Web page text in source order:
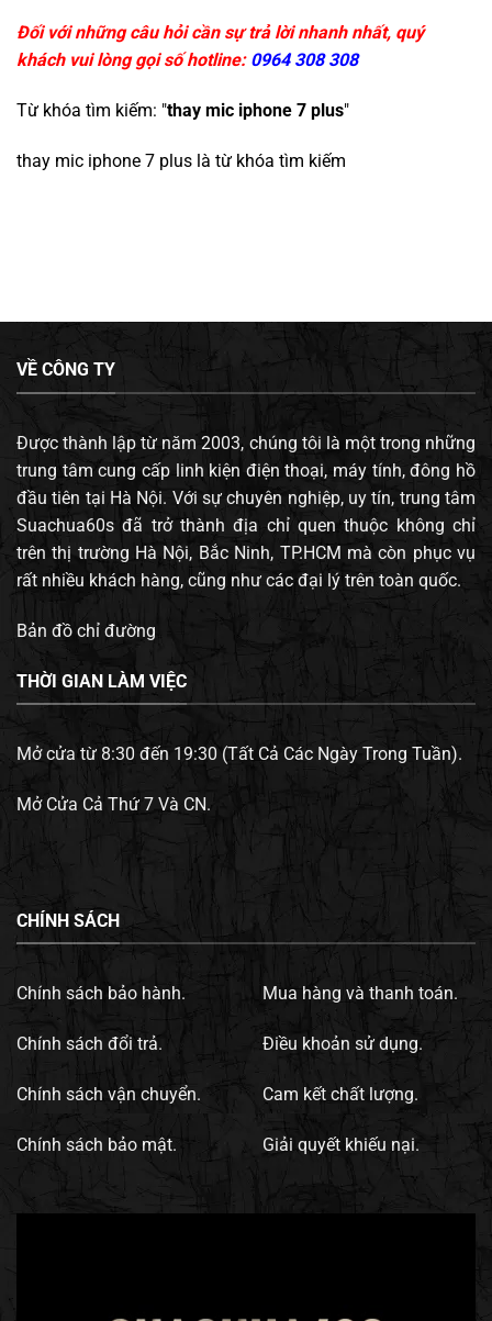
Đối với những câu hỏi cần sự trả lời nhanh nhất, quý
khách vui lòng gọi số hotline: 0964 308 308
Từ khóa tìm kiếm: "thay mic iphone 7 plus"
thay mic iphone 7 plus là từ khóa tìm kiếm
VỀ CÔNG TY
Được thành lập từ năm 2003, chúng tôi là một trong những
trung tâm cung cấp linh kiện điện thoại, máy tính, đông hồ
đầu tiên tại Hà Nội. Với sự chuyên nghiệp, uy tín, trung tâm
Suachua60s đã trở thành địa chỉ quen thuộc không chỉ
trên thị trường Hà Nội, Bắc Ninh, TP.HCM mà còn phục vụ
rất nhiều khách hàng, cũng như các đại lý trên toàn quốc.
Bản đồ chỉ đường
THỜI GIAN LÀM VIỆC
Mở cửa từ 8:30 đến 19:30 (Tất Cả Các Ngày Trong Tuần).
Mở Cửa Cả Thứ 7 Và CN.
CHÍNH SÁCH
Chính sách bảo hành.
Chính sách đổi trả.
Chính sách vận chuyển.
Chính sách bảo mật.
Mua hàng và thanh toán.
Điều khoản sử dụng.
Cam kết chất lượng.
Giải quyết khiếu nại.